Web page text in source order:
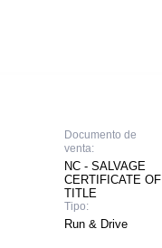
Documento de
venta:
NC - SALVAGE
CERTIFICATE OF
TITLE
Tipo:
Run & Drive